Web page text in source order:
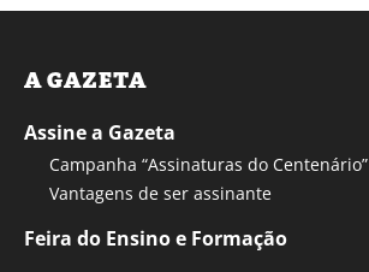
A GAZETA
Assine a Gazeta
Campanha “Assinaturas do Centenário”
Vantagens de ser assinante
Feira do Ensino e Formação